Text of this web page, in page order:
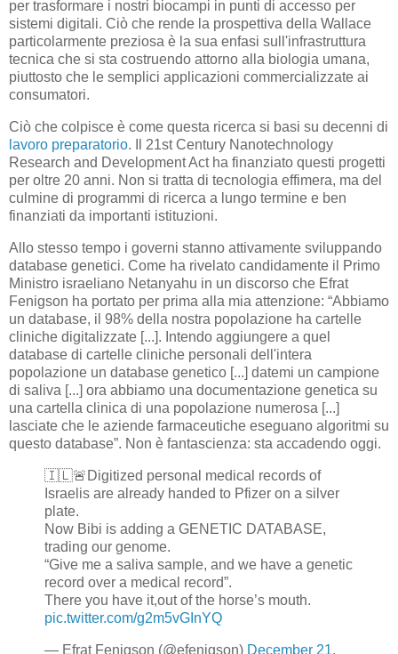
per trasformare i nostri biocampi in punti di accesso per
sistemi digitali. Ciò che rende la prospettiva della Wallace
particolarmente preziosa è la sua enfasi sull'infrastruttura
tecnica che si sta costruendo attorno alla biologia umana,
piuttosto che le semplici applicazioni commercializzate ai
consumatori.
Ciò che colpisce è come questa ricerca si basi su decenni di
lavoro preparatorio. Il 21st Century Nanotechnology
Research and Development Act ha finanziato questi progetti
per oltre 20 anni. Non si tratta di tecnologia effimera, ma del
culmine di programmi di ricerca a lungo termine e ben
finanziati da importanti istituzioni.
Allo stesso tempo i governi stanno attivamente sviluppando
database genetici. Come ha rivelato candidamente il Primo
Ministro israeliano Netanyahu in un discorso che Efrat
Fenigson ha portato per prima alla mia attenzione: “Abbiamo
un database, il 98% della nostra popolazione ha cartelle
cliniche digitalizzate [...]. Intendo aggiungere a quel
database di cartelle cliniche personali dell'intera
popolazione un database genetico [...] datemi un campione
di saliva [...] ora abbiamo una documentazione genetica su
una cartella clinica di una popolazione numerosa [...]
lasciate che le aziende farmaceutiche eseguano algoritmi su
questo database”. Non è fantascienza: sta accadendo oggi.
🇮🇱🚨Digitized personal medical records of
Israelis are already handed to Pfizer on a silver
plate.
Now Bibi is adding a GENETIC DATABASE,
trading our genome.
“Give me a saliva sample, and we have a genetic
record over a medical record”.
There you have it,out of the horse’s mouth.
pic.twitter.com/g2m5vGInYQ
— Efrat Fenigson (@efenigson) December 21,